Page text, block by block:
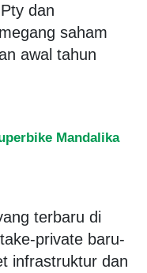
dan
saham
awal tahun
Mandalika
terbaru di
private baru-
infrastruktur dan